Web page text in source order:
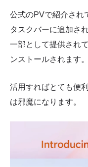
公式のPVで紹介され
タスクバーに追加さ
一部として提供され
ンストールされます。
活用すればとても便
は邪魔になります。